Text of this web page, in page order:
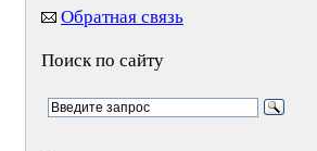
Обратная связь
Поиск по сайту